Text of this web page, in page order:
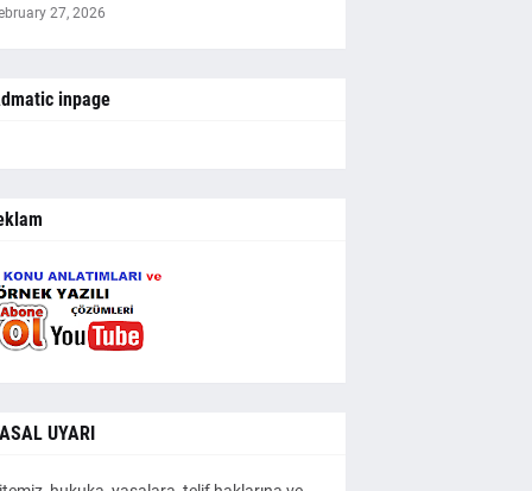
27, 2026
inpage
UYARI